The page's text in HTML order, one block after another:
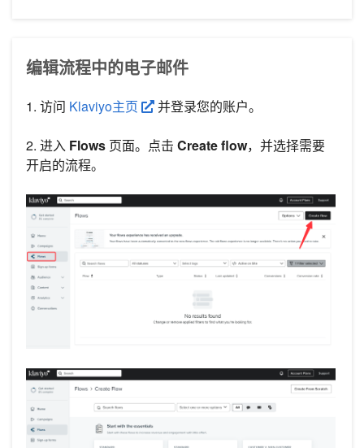
编辑流程中的电子邮件
1. 访问 Klaviyo主页 并登录您的账户。
2. 进入 Flows 页面。点击 Create flow，并选择需要
开启的流程。